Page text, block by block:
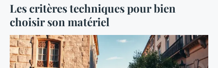
Les critères techniques pour bien
choisir son matériel